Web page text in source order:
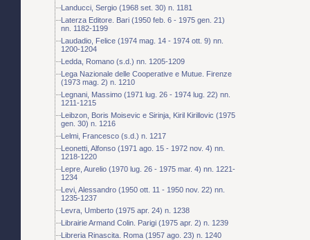
Landucci, Sergio (1968 set. 30) n. 1181
Laterza Editore. Bari (1950 feb. 6 - 1975 gen. 21)
nn. 1182-1199
Laudadio, Felice (1974 mag. 14 - 1974 ott. 9) nn.
1200-1204
Ledda, Romano (s.d.) nn. 1205-1209
Lega Nazionale delle Cooperative e Mutue. Firenze
(1973 mag. 2) n. 1210
Legnani, Massimo (1971 lug. 26 - 1974 lug. 22) nn.
1211-1215
Leibzon, Boris Moisevic e Sirinja, Kiril Kirillovic (1975
gen. 30) n. 1216
Lelmi, Francesco (s.d.) n. 1217
Leonetti, Alfonso (1971 ago. 15 - 1972 nov. 4) nn.
1218-1220
Lepre, Aurelio (1970 lug. 26 - 1975 mar. 4) nn. 1221-
1234
Levi, Alessandro (1950 ott. 11 - 1950 nov. 22) nn.
1235-1237
Levra, Umberto (1975 apr. 24) n. 1238
Librairie Armand Colin. Parigi (1975 apr. 2) n. 1239
Libreria Rinascita. Roma (1957 ago. 23) n. 1240